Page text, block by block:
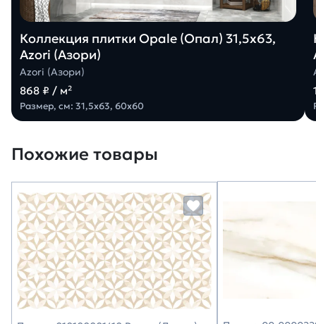
Коллекция плитки Opale (Опал) 31,5х63,
Azori (Азори)
Azori (Азори)
868 ₽ / м²
Размер, см: 31,5х63, 60х60
Похожие товары